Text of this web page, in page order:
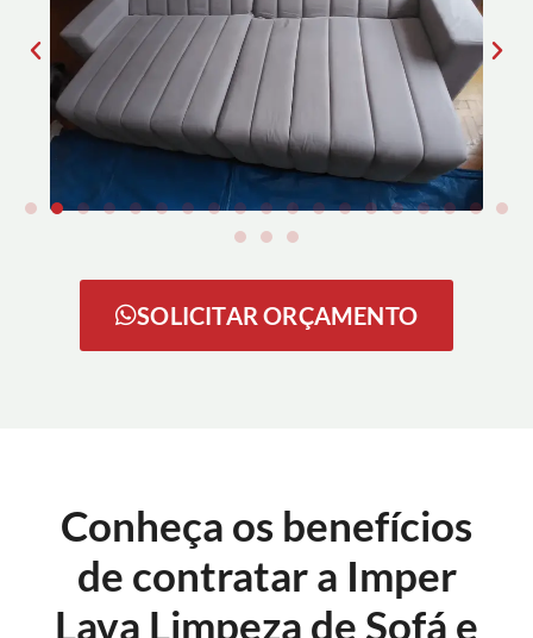
SOLICITAR ORÇAMENTO
Conheça os benefícios
de contratar a Imper
Lava Limpeza de Sofá e